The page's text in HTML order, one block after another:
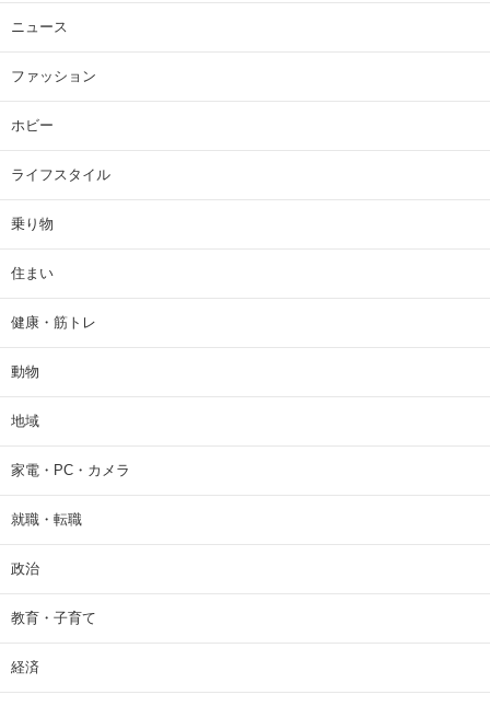
ニュース
ファッション
ホビー
ライフスタイル
乗り物
住まい
健康・筋トレ
動物
地域
家電・PC・カメラ
就職・転職
政治
教育・子育て
経済